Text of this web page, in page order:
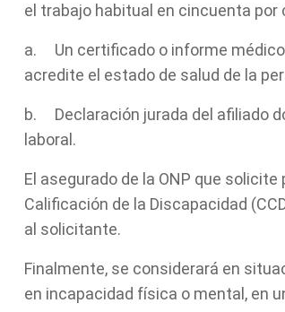
el trabajo habitual en cincuenta
a. Un certificado o informe médico
acredite el estado de salud de la
b. Declaración jurada del afiliado
laboral.
El asegurado de la ONP que
Calificación de la Discapacidad
al solicitante.
Finalmente, se considerará en
en incapacidad física o mental, en